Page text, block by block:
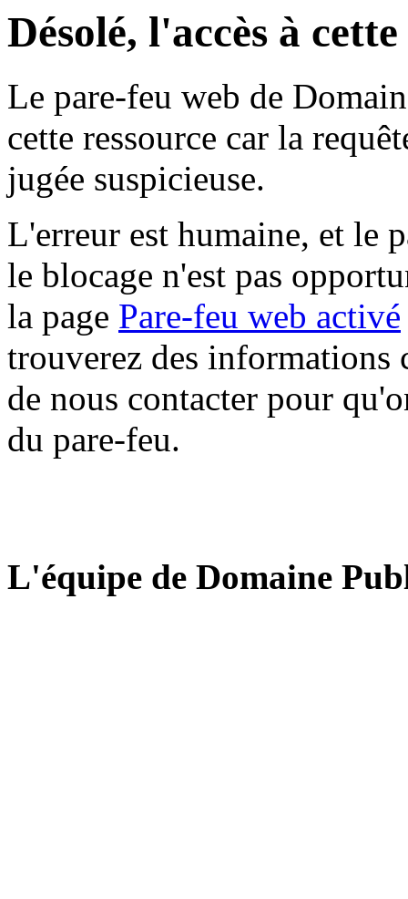
Désolé, l'accès à
Le pare-feu web de
cette ressource car la
jugée suspicieuse.
L'erreur est humaine, et le
le blocage n'est pas
la page Pare-feu web activé
trouverez des informations
de nous contacter pour
du pare-feu.
L'équipe de Domaine